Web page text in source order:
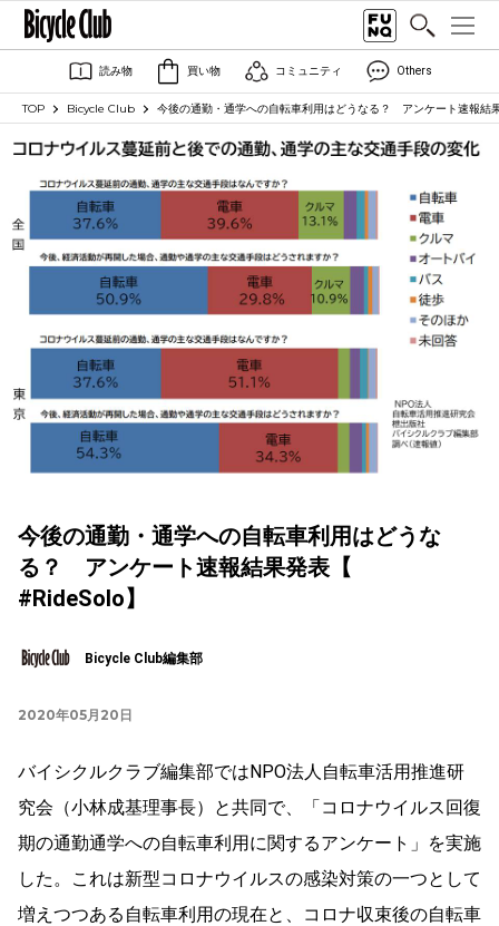
読み物 買い物 コミュニティ Others
TOP Bicycle Club 今後の通勤・通学への自転車利用はどうなる？ アンケート速報結
今後の通勤・通学への自転車利用はどうな
る？ アンケート速報結果発表【
#RideSolo】
Bicycle Club編集部
2020年05月20日
バイシクルクラブ編集部ではNPO法人自転車活用推進研
究会（小林成基理事長）と共同で、「コロナウイルス回復
期の通勤通学への自転車利用に関するアンケート」を実施
した。これは新型コロナウイルスの感染対策の一つとして
増えつつある自転車利用の現在と、コロナ収束後の自転車